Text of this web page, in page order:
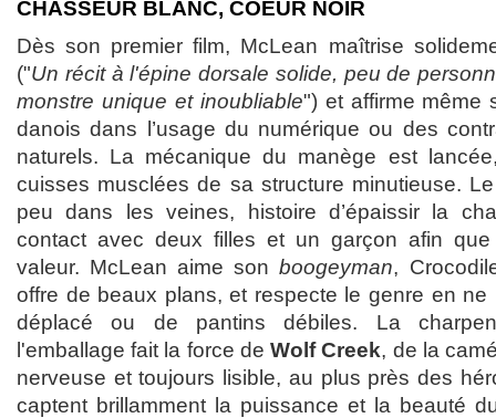
CHASSEUR BLANC, COEUR NOIR
Dès son premier film, McLean maîtrise
("Un récit à l'épine dorsale solide, peu de
monstre unique et inoubliable") et affirme même
danois dans l’usage du numérique ou des
naturels. La mécanique du manège est
cuisses musclées de sa structure minutieuse.
peu dans les veines, histoire d’épaissir la
contact avec deux filles et un garçon afin
valeur. McLean aime sonboogeyman,
offre de beaux plans, et respecte le genre en ne
déplacé ou de pantins débiles. La
l'emballage fait la force deWolf Creek, de la
nerveuse et toujours lisible, au plus près des
captent brillamment la puissance et la beauté